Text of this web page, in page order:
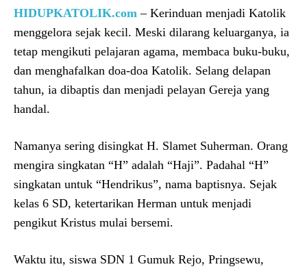
HIDUPKATOLIK.com – Kerinduan menjadi Katolik
menggelora sejak kecil. Meski dilarang keluarganya, ia
tetap mengikuti pelajaran agama, membaca buku-buku,
dan menghafalkan doa-doa Katolik. Selang delapan
tahun, ia dibaptis dan menjadi pelayan Gereja yang
handal.
Namanya sering disingkat H. Slamet Suherman. Orang
mengira singkatan “H” adalah “Haji”. Padahal “H”
singkatan untuk “Hendrikus”, nama baptisnya. Sejak
kelas 6 SD, ketertarikan Herman untuk menjadi
pengikut Kristus mulai bersemi.
Waktu itu, siswa SDN 1 Gumuk Rejo, Pringsewu,